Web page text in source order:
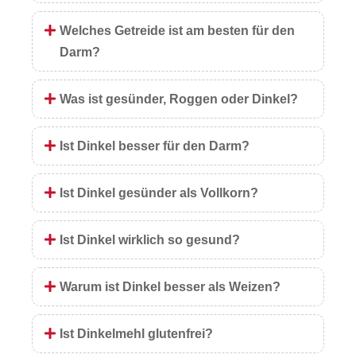
Welches Getreide ist am besten für den
Darm?
Was ist gesünder, Roggen oder Dinkel?
Ist Dinkel besser für den Darm?
Ist Dinkel gesünder als Vollkorn?
Ist Dinkel wirklich so gesund?
Warum ist Dinkel besser als Weizen?
Ist Dinkelmehl glutenfrei?